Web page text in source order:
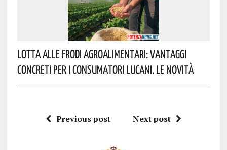
Lotta Alle Frodi Agroalimentari: Vantaggi
Concreti Per I Consumatori Lucani. Le Novità
Previous post Next post